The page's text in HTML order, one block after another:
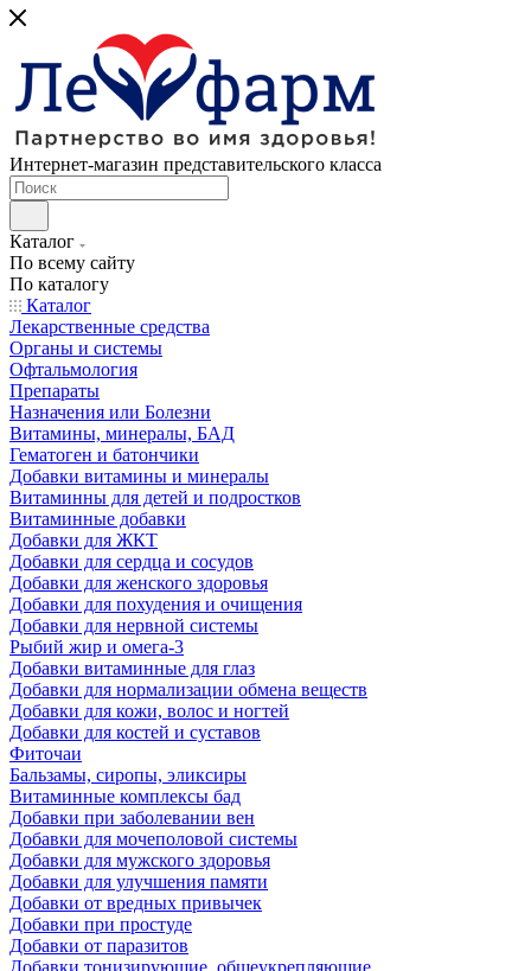
Интернет-магазин представительского класса
Каталог
По всему сайту
По каталогу
Каталог
Лекарственные средства
Органы и системы
Офтальмология
Препараты
Назначения или Болезни
Витамины, минералы, БАД
Гематоген и батончики
Добавки витамины и минералы
Витаминны для детей и подростков
Витаминные добавки
Добавки для ЖКТ
Добавки для сердца и сосудов
Добавки для женского здоровья
Добавки для похудения и очищения
Добавки для нервной системы
Рыбий жир и омега-3
Добавки витаминные для глаз
Добавки для нормализации обмена веществ
Добавки для кожи, волос и ногтей
Добавки для костей и суставов
Фиточаи
Бальзамы, сиропы, эликсиры
Витаминные комплексы бад
Добавки при заболевании вен
Добавки для мочеполовой системы
Добавки для мужского здоровья
Добавки для улучшения памяти
Добавки от вредных привычек
Добавки при простуде
Добавки от паразитов
Добавки тонизирующие, общеукрепляющие